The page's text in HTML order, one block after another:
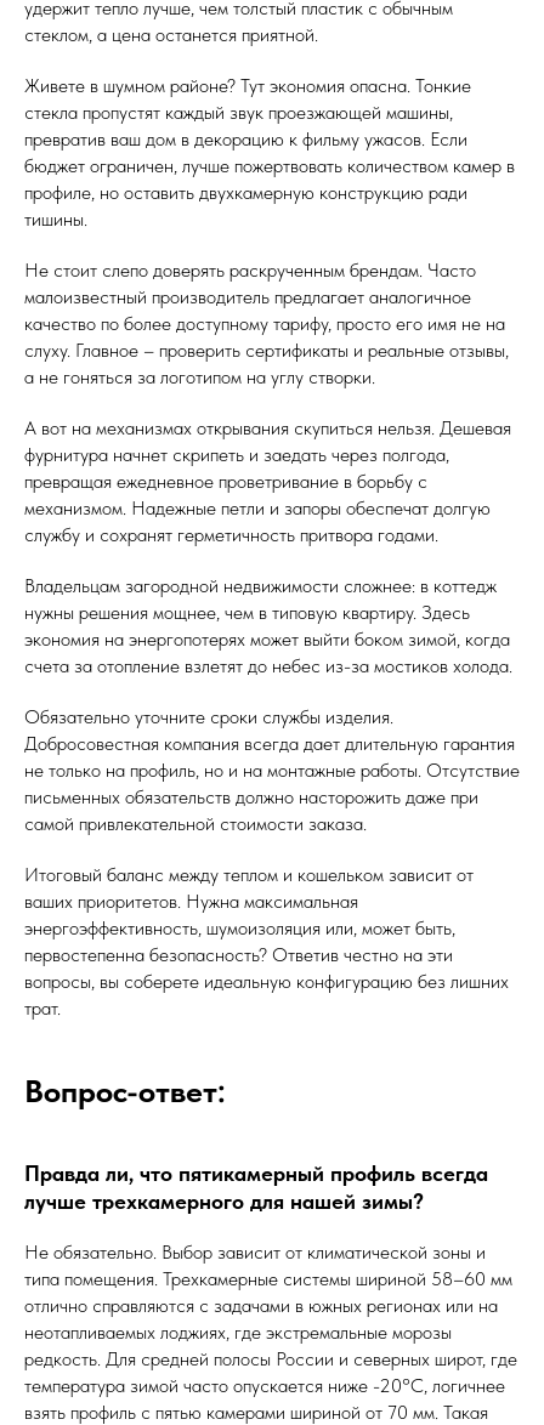
удержит тепло лучше, чем толстый пластик с обычным
стеклом, а цена останется приятной.
Живете в шумном районе? Тут экономия опасна. Тонкие
стекла пропустят каждый звук проезжающей машины,
превратив ваш дом в декорацию к фильму ужасов. Если
бюджет ограничен, лучше пожертвовать количеством камер в
профиле, но оставить двухкамерную конструкцию ради
тишины.
Не стоит слепо доверять раскрученным брендам. Часто
малоизвестный производитель предлагает аналогичное
качество по более доступному тарифу, просто его имя не на
слуху. Главное – проверить сертификаты и реальные отзывы,
а не гоняться за логотипом на углу створки.
А вот на механизмах открывания скупиться нельзя. Дешевая
фурнитура начнет скрипеть и заедать через полгода,
превращая ежедневное проветривание в борьбу с
механизмом. Надежные петли и запоры обеспечат долгую
службу и сохранят герметичность притвора годами.
Владельцам загородной недвижимости сложнее: в коттедж
нужны решения мощнее, чем в типовую квартиру. Здесь
экономия на энергопотерях может выйти боком зимой, когда
счета за отопление взлетят до небес из-за мостиков холода.
Обязательно уточните сроки службы изделия.
Добросовестная компания всегда дает длительную гарантия
не только на профиль, но и на монтажные работы. Отсутствие
письменных обязательств должно насторожить даже при
самой привлекательной стоимости заказа.
Итоговый баланс между теплом и кошельком зависит от
ваших приоритетов. Нужна максимальная
энергоэффективность, шумоизоляция или, может быть,
первостепенна безопасность? Ответив честно на эти
вопросы, вы соберете идеальную конфигурацию без лишних
трат.
Вопрос-ответ:
Правда ли, что пятикамерный профиль всегда
лучше трехкамерного для нашей зимы?
Не обязательно. Выбор зависит от климатической зоны и
типа помещения. Трехкамерные системы шириной 58–60 мм
отлично справляются с задачами в южных регионах или на
неотапливаемых лоджиях, где экстремальные морозы
редкость. Для средней полосы России и северных широт, где
температура зимой часто опускается ниже -20°C, логичнее
взять профиль с пятью камерами шириной от 70 мм. Такая